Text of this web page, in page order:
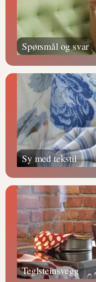
Spørsmål og svar
Sy med tekstil
Teglsteinsvegg